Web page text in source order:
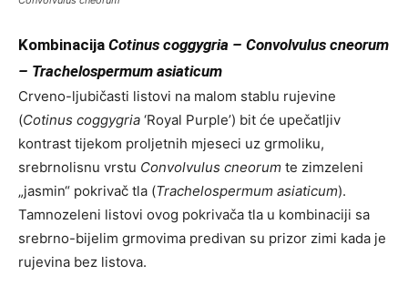
Kombinacija Cotinus coggygria – Convolvulus cneorum
– Trachelospermum asiaticum
Crveno-ljubičasti listovi na malom stablu rujevine
(Cotinus coggygria ‘Royal Purple’) bit će upečatljiv
kontrast tijekom proljetnih mjeseci uz grmoliku,
srebrnolisnu vrstu Convolvulus cneorum te zimzeleni
„jasmin“ pokrivač tla (Trachelospermum asiaticum).
Tamnozeleni listovi ovog pokrivača tla u kombinaciji sa
srebrno-bijelim grmovima predivan su prizor zimi kada je
rujevina bez listova.